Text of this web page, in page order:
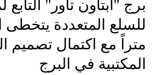
برج "أبتاون تاور"
متراً مع اكتمال تصميم
المكتبية في البرج